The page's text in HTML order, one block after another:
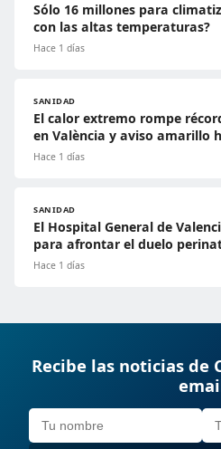
Sólo 16 millones para
con las altas temperaturas?
Hace 1 días
SANIDAD
El calor extremo rompe
en València y aviso amarillo
Hace 1 días
SANIDAD
El Hospital General de
para afrontar el duelo
Hace 1 días
Recibe las noticias de